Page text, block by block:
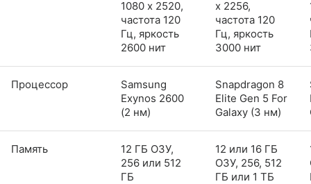
1080 x 2520,
частота 120
Гц, яркость
2600 нит
x 2256,
частота 120
Гц, яркость
3000 нит
Процессор
Samsung
Exynos 2600
(2 нм)
Snapdragon 8
Elite Gen 5 For
Galaxy (3 нм)
Память
12 ГБ ОЗУ,
256 или 512
ГБ
12 или 16 ГБ
ОЗУ, 256, 512
ГБ или 1 ТБ